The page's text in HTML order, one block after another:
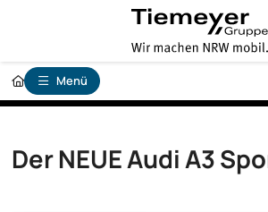
Menü
Der NEUE Audi A3